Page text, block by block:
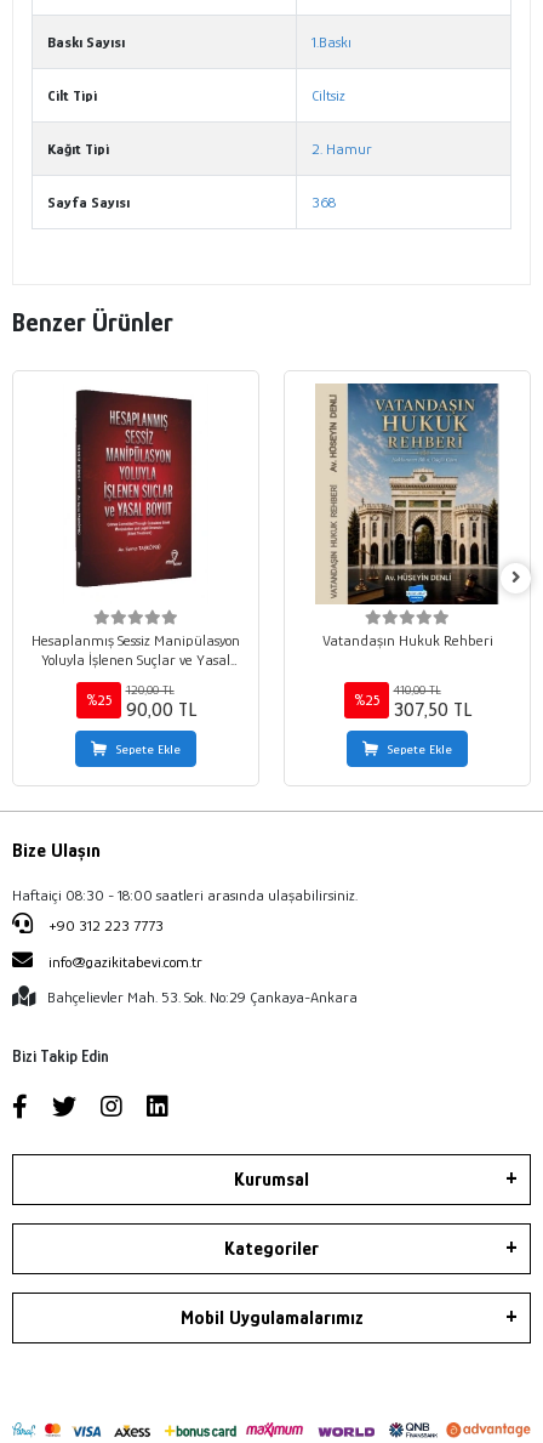
Baskı Sayısı 1.Baskı
Cilt Tipi Ciltsiz
Kağıt Tipi 2. Hamur
Sayfa Sayısı 368
Benzer Ürünler
Hesaplanmış Sessiz Manipülasyon
Yoluyla İşlenen Suçlar ve Yasal
Boyut
%25
120,00 TL
90,00 TL
Sepete Ekle
Vatandaşın Hukuk Rehberi
%25
410,00 TL
307,50 TL
Sepete Ekle
Bize Ulaşın
Haftaiçi 08:30 - 18:00 saatleri arasında ulaşabilirsiniz.
+90 312 223 7773
info@gazikitabevi.com.tr
Bahçelievler Mah. 53. Sok. No:29 Çankaya-Ankara
Bizi Takip Edin
Kurumsal
Kategoriler
Mobil Uygulamalarımız